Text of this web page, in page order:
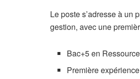
Le poste s’adresse à un
gestion, avec une
Bac+5 en
Première